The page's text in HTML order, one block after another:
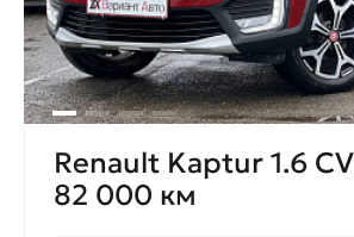
Renault Kaptur 1.6
82 000 км